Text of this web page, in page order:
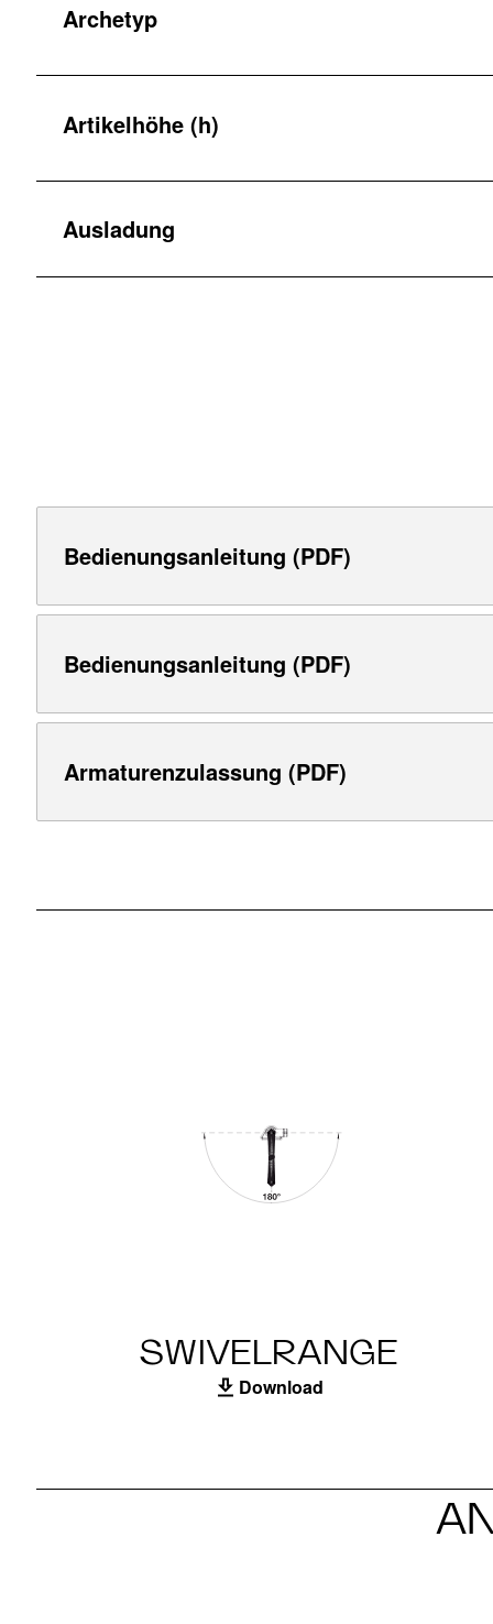
Archetyp
Artikelhöhe (h)
Ausladung
Bedienungsanleitung (PDF)
Bedienungsanleitung (PDF)
Armaturenzulassung (PDF)
SWIVELRANGE
Download